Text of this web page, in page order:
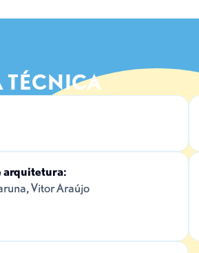
TÉCNICA
arquitetura:
Vitor Araújo